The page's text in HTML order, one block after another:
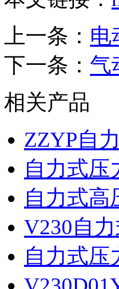
上一条： 电
下一条： 气
相关产品
ZZYP自
自力式压
自力式高
V230自
自力式压